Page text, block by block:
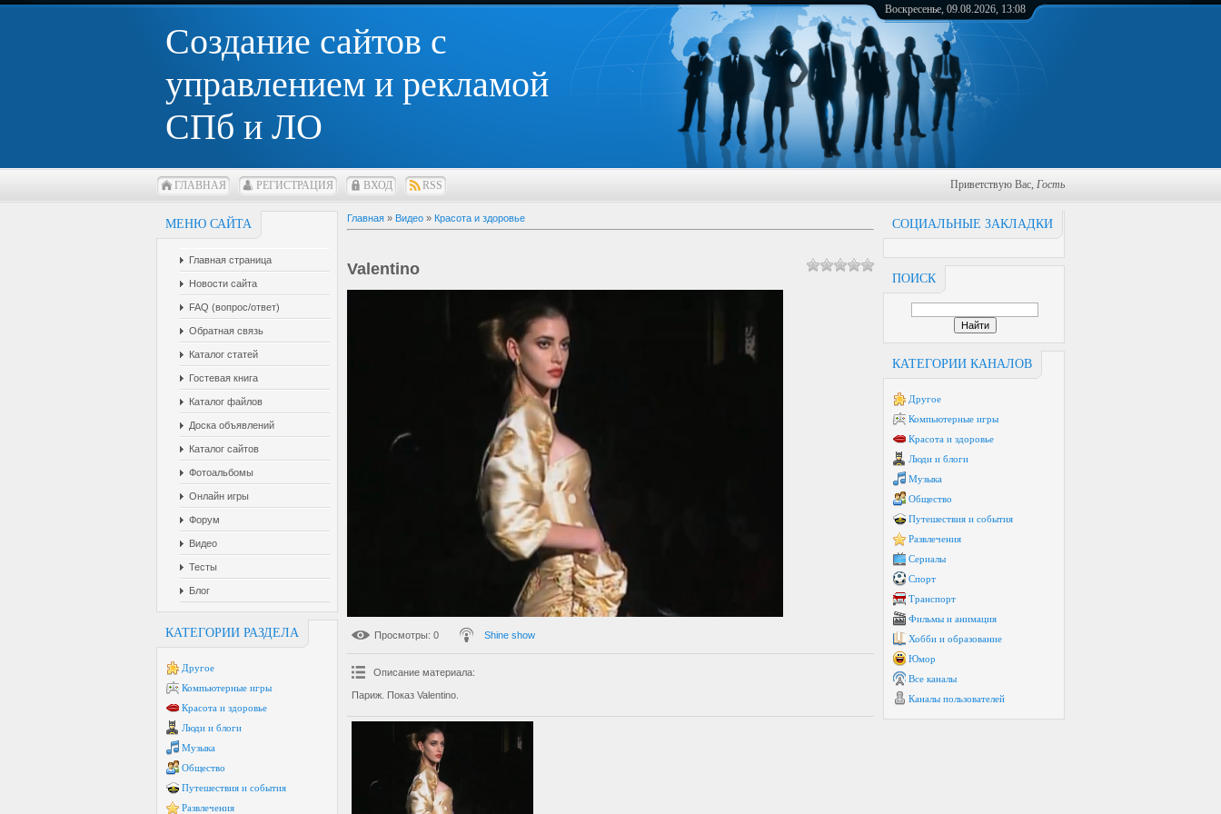
Создание сайтов с
управлением и рекламой
СПб и ЛО
Воскресенье, 09.08.2026, 13:08
ГЛАВНАЯ РЕГИСТРАЦИЯ ВХОД RSS Приветствую Вас, Гость
МЕНЮ САЙТА
Главная страница
Новости сайта
FAQ (вопрос/ответ)
Обратная связь
Каталог статей
Гостевая книга
Каталог файлов
Доска объявлений
Каталог сайтов
Фотоальбомы
Онлайн игры
Форум
Видео
Тесты
Блог
КАТЕГОРИИ РАЗДЕЛА
Другое
Компьютерные игры
Красота и здоровье
Люди и блоги
Музыка
Общество
Путешествия и события
Развлечения
СОЦИАЛЬНЫЕ ЗАКЛАДКИ
ПОИСК
КАТЕГОРИИ КАНАЛОВ
Другое
Компьютерные игры
Красота и здоровье
Люди и блоги
Музыка
Общество
Путешествия и события
Развлечения
Сериалы
Спорт
Транспорт
Фильмы и анимация
Хобби и образование
Юмор
Все каналы
Каналы пользователей
Главная » Видео » Красота и здоровье
Valentino
Просмотры: 0 Shine show
Описание материала:
Париж. Показ Valentino.